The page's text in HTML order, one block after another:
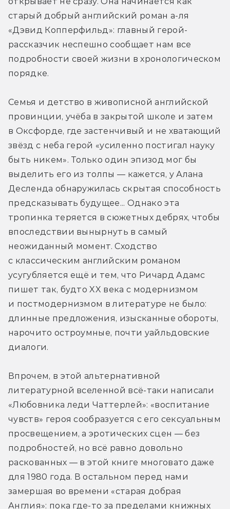
старый добрый английский роман а-ля
«Дэвид Копперфильд»: главный герой-
рассказчик неспешно сообщает нам все
подробности своей жизни в хронологическом
порядке.
Семья и детство в живописной английской
провинции, учёба в закрытой школе и затем
в Оксфорде, где застенчивый и не хватающий
звёзд с неба герой «усиленно постигал науку
быть никем». Только один эпизод мог бы
выделить его из толпы — кажется, у Алана
Десленда обнаружилась скрытая способность
предсказывать будущее... Однако эта
тропинка теряется в сюжетных дебрях, чтобы
впоследствии вынырнуть в самый
неожиданный момент. Сходство
с классическим английским романом
усугубляется ещё и тем, что Ричард Адамс
пишет так, будто XX века с модернизмом
и постмодернизмом в литературе не было:
длинные предложения, изысканные обороты,
нарочито остроумные, почти уайльдовские
диалоги.
Впрочем, в этой альтернативной
литературной вселенной всё-таки написали
«Любовника леди Чаттерлей»: «воспитание
чувств» героя сообразуется с его сексуальным
просвещением, а эротических сцен — без
подробностей, но всё равно довольно
раскованных — в этой книге многовато даже
для 1980 года. В остальном перед нами
замершая во времени «старая добрая
Англия»: пока где-то за пределами книжных